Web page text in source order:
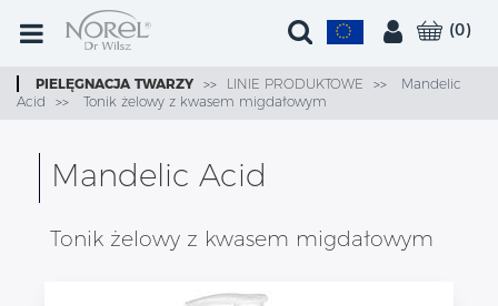
(0)
PIELĘGNACJA TWARZY LINIE PRODUKTOWE
Mandelic
Acid
Tonik żelowy z kwasem migdałowym
Mandelic Acid
Tonik żelowy z kwasem migdałowym